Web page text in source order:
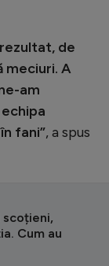
de
meciuri. A
am
fani”, a spus
scoțieni,
Cum au